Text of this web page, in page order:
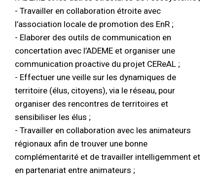
- Travailler en collaboration étroite avec
l’association locale de promotion des EnR ;
- Elaborer des outils de communication en
concertation avec l’ADEME et organiser une
communication proactive du projet CEReAL ;
- Effectuer une veille sur les dynamiques de
territoire (élus, citoyens), via le réseau, pour
organiser des rencontres de territoires et
sensibiliser les élus ;
- Travailler en collaboration avec les animateurs
régionaux afin de trouver une bonne
complémentarité et de travailler intelligemment et
en partenariat entre animateurs ;